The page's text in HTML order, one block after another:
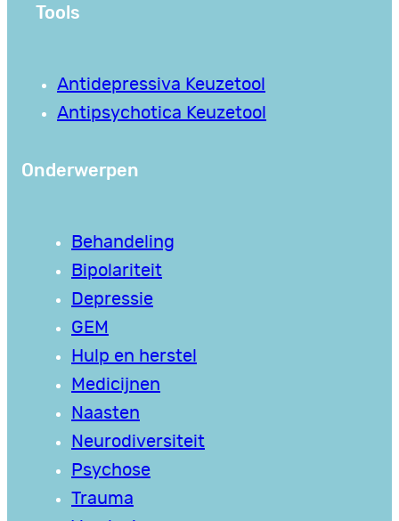
Tools
Antidepressiva Keuzetool
Antipsychotica Keuzetool
Onderwerpen
Behandeling
Bipolariteit
Depressie
GEM
Hulp en herstel
Medicijnen
Naasten
Neurodiversiteit
Psychose
Trauma